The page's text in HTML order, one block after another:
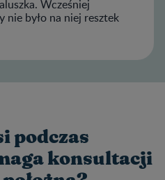
Wcześniej
nie było na niej resztek
podczas
konsultacji